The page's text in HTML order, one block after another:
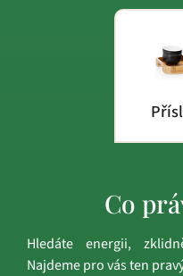
Co
Hledáte energii,
Najdeme pro vás ten